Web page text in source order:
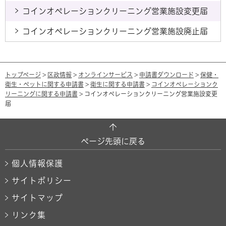
コインオペレーションクリーニング営業施設変更届
コインオペレーションクリーニング営業施設廃止届
トップページ > 区政情報 > オンラインサービス > 申請書ダウンロード > 保健・
衛生・ペットに関する申請書 > 衛生に関する申請書 > コインオペレーションク
リーニングに関する申請書 > コインオペレーションクリーニング営業施設変更
届
ページ先頭に戻る
個人情報保護
サイトポリシー
サイトマップ
リンク集